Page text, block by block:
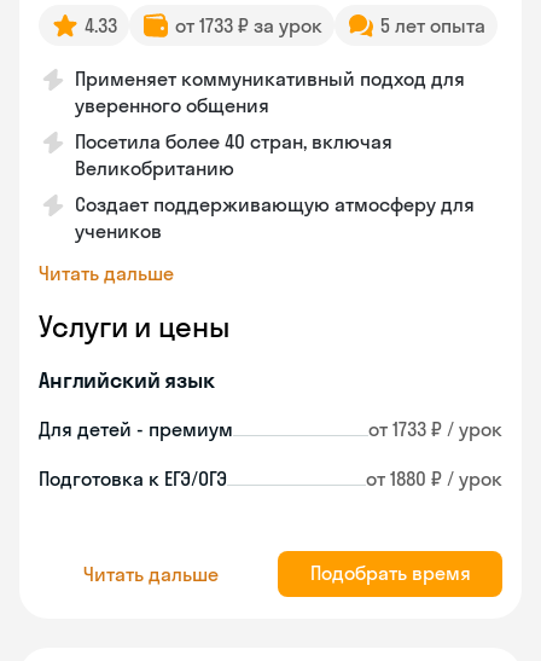
4.33 от 1733 ₽ за урок 5 лет опыта
Применяет коммуникативный подход для
уверенного общения
Посетила более 40 стран, включая
Великобританию
Создает поддерживающую атмосферу для
учеников
Читать дальше
Услуги и цены
Английский язык
Для детей - премиум от 1733 ₽ / урок
Подготовка к ЕГЭ/ОГЭ от 1880 ₽ / урок
Читать дальше Подобрать время